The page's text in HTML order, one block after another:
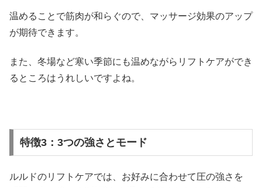
温めることで筋肉が和らぐので、マッサージ効果のアップ
が期待できます。
また、冬場など寒い季節にも温めながらリフトケアができ
るところはうれしいですよね。
特徴3：3つの強さとモード
ルルドのリフトケアでは、お好みに合わせて圧の強さを